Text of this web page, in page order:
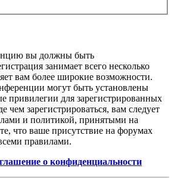
вы должны быть
занимает всего несколько
вам более широкие возможности.
могут быть установлены
привилегии для зарегистрированных
чем зарегистрироваться, вам следует
и политикой, принятыми на
что ваше присутствие на форумах
правилами.
о конфиденциальности